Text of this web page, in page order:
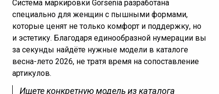
Система маркировки Gorsenia разработана
специально для женщин с пышными формами,
которые ценят не только комфорт и поддержку, но
и эстетику. Благодаря единообразной нумерации вы
за секунды найдёте нужные модели в каталоге
весна-лето 2026, не тратя время на сопоставление
артикулов.
Ищете конкретную модель из каталога